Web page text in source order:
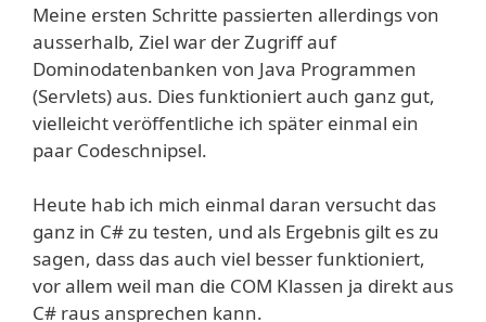
Meine ersten Schritte passierten allerdings von
ausserhalb, Ziel war der Zugriff auf
Dominodatenbanken von Java Programmen
(Servlets) aus. Dies funktioniert auch ganz gut,
vielleicht veröffentliche ich später einmal ein
paar Codeschnipsel.
Heute hab ich mich einmal daran versucht das
ganz in C# zu testen, und als Ergebnis gilt es zu
sagen, dass das auch viel besser funktioniert,
vor allem weil man die COM Klassen ja direkt aus
C# raus ansprechen kann.